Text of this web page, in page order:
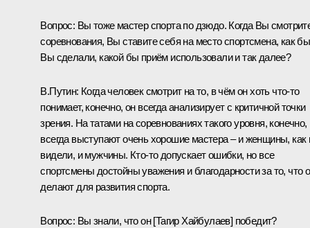
Вопрос: Вы тоже мастер спорта по дзюдо. Когда Вы
соревнования, Вы ставите себя на место спортсмена, как бы
Вы сделали, какой бы приём использовали и так далее?
В.Путин: Когда человек смотрит на то, в чём он хоть что‑то
понимает, конечно, он всегда анализирует с критичной точки
зрения. На татами на соревнованиях такого уровня, конечно,
всегда выступают очень хорошие мастера – и женщины,
видели, и мужчины. Кто‑то допускает ошибки, но все
спортсмены достойны уважения и благодарности за то, что
делают для развития спорта.
Вопрос: Вы знали, что он [Тагир Хайбулаев] победит?